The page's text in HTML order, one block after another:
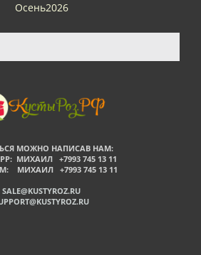
Осень2026
МОЖНО НАПИСАВ НАМ:
МИХАИЛ +7993 745 13 11
МИХАИЛ +7993 745 13 11
SALE@KUSTYROZ.RU